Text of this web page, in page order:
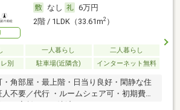
なし
6万円
2階 / 1LDK（33.61m2）
一人暮らし
二人暮らし
別
駐車場(近隣含) インターネット無料
・角部屋・最上階・日当り良好・閑静な住
不要／代行 ・ルームシェア可・初期費用
可・家賃カード決済可